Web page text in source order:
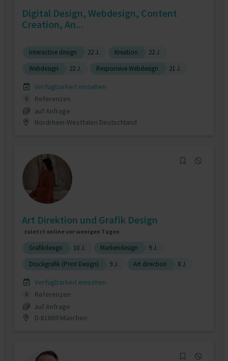
Digital Design, Webdesign, Content
Creation, An...
Interactive design 22 J. Kreation
22 J.
Webdesign
22 J. Responsive Webdesign 21 J.
Verfügbarkeit einsehen
0
Referenzen
auf Anfrage
Nordrhein-Westfalen Deutschland
Art Direktion und Grafik Design
zuletzt online vor wenigen Tagen
Grafikdesign 10 J. Markendesign
9 J.
Druckgrafik (Print Design)
9 J. Art direction 8 J.
Verfügbarkeit einsehen
0
Referenzen
auf Anfrage
D-81669 München